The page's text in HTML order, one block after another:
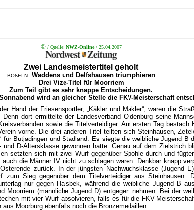
© / Quelle: NWZ-Online/ 25.04.2007
Zwei Landesmeistertitel geholt
BOßELN
Waddens und Delfshausen triumphieren
Drei Vize-Titel für Moorriem
Zum Teil gibt es sehr knappe Entscheidungen.
wird an gleicher Stelle die FKV-Meisterschaft
Hand der Friesensportler, „Käkler und Mäkler“, waren die
Denn dort ermittelte der Landesverband Oldenburg seine
sowie die Titelverteidiger. Am ersten Tag
vorne. Die drei anderen Titel teilten sich Steinhausen,
für Butjadingen und Stadland: Es siegte die weibliche Jugend
und D-Altersklasse gewonnen hatte. Genau auf dem Zielstrich
setzten sich mit zwei Wurf gegenüber Spohle durch und
auch die Männer IV nicht zu schlagen waren. Denkbar knapp
zurück. In der jüngsten Nachwuchsklasse (Jugend
zum Sieg gegenüber dem Titelverteidiger aus
nur gegen Halsbek, während die weibliche Jugend B
Moorriem (männliche Jugend D) entgegen nehmen. Bei der
mit vier Wurf absolvieren, falls es für die FKV-
aus Moorburg ebenfalls noch die Bronzemedaillen.